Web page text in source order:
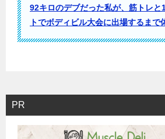
92キロのデブだった私が、筋トレと
トでボディビル大会に出場するまで
PR